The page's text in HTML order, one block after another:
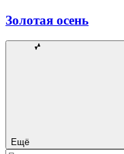
Золотая осень
Ещё